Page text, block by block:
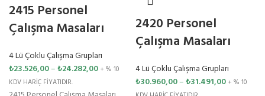
2415 Personel
Çalışma Masaları
4 Lü Çoklu Çalışma Grupları
₺23.526,00–₺24.282,00 + % 10
KDV HARİÇ FİYATIDIR.
2420 Personel
Çalışma Masaları
4 Lü Çoklu Çalışma Grupları
₺30.960,00–₺31.491,00 + % 10